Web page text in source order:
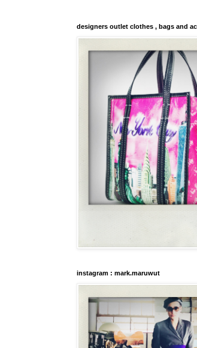
designers outlet clothes , bags and
instagram : mark.maruwut